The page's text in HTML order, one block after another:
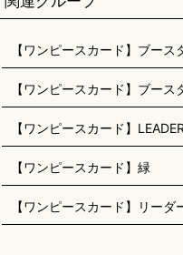
【ワンピースカード】ブース
【ワンピースカード】ブー
【ワンピースカード】LEADER
【ワンピースカード】緑
【ワンピースカード】リーダ